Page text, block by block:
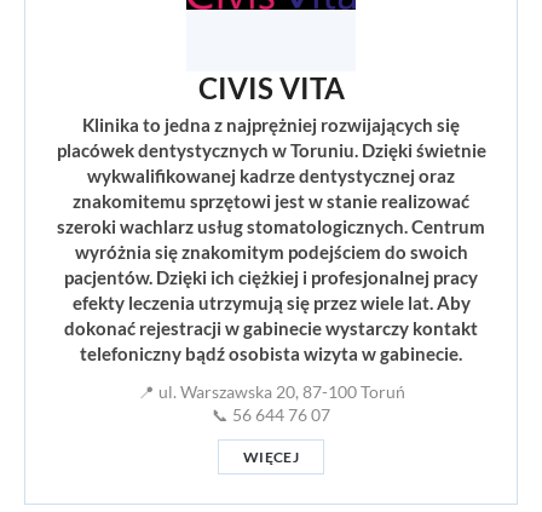
CIVIS VITA
Klinika to jedna z najprężniej rozwijających się
placówek dentystycznych w Toruniu. Dzięki świetnie
wykwalifikowanej kadrze dentystycznej oraz
znakomitemu sprzętowi jest w stanie realizować
szeroki wachlarz usług stomatologicznych. Centrum
wyróżnia się znakomitym podejściem do swoich
pacjentów. Dzięki ich ciężkiej i profesjonalnej pracy
efekty leczenia utrzymują się przez wiele lat. Aby
dokonać rejestracji w gabinecie wystarczy kontakt
telefoniczny bądź osobista wizyta w gabinecie.
📍 ul. Warszawska 20, 87-100 Toruń
📞 56 644 76 07
WIĘCEJ